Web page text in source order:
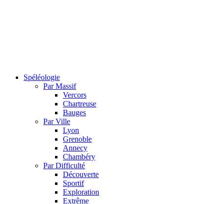
Spéléologie
Par Massif
Vercors
Chartreuse
Bauges
Par Ville
Lyon
Grenoble
Annecy
Chambéry
Par Difficulté
Découverte
Sportif
Exploration
Extrême